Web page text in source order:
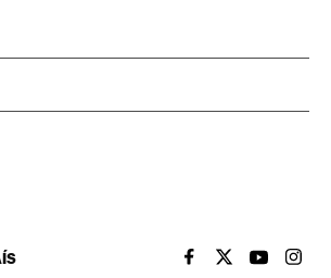
EL PAÍS BRASIL EN
EL PAÍSEL PAÍS
EL